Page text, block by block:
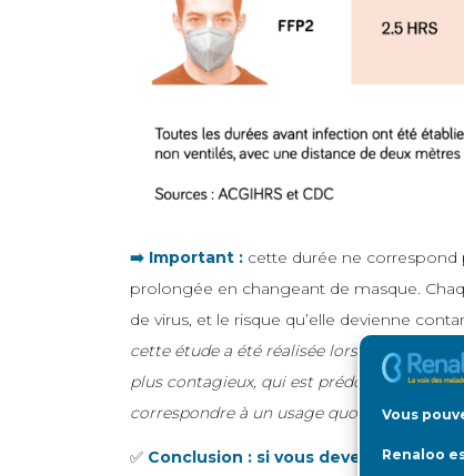
Vous
Renaloo
➡️ Important : cette durée ne correspond
prolongée en changeant de masque.
de virus, et le risque qu’elle devienne
cette étude a été réalisée lorsque le
plus contagieux, qui est prédominant.
correspondre à un usage quotidien, non
✅ Conclusion : si vous devez vous